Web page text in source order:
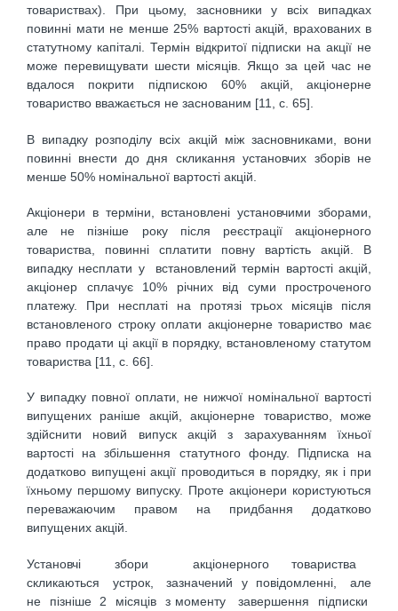
товариствах). При цьому, засновники у всіх випадках
повинні мати не менше 25% вартості акцій, врахованих в
статутному капіталі. Термін відкритої підписки на акції не
може перевищувати шести місяців. Якщо за цей час не
вдалося покрити підпискою 60% акцій, акціонерне
товариство вважається не заснованим [11, с. 65].
В випадку розподілу всіх акцій між засновниками, вони
повинні внести до дня скликання установчих зборів не
менше 50% номінальної вартості акцій.
Акціонери в терміни, встановлені установчими зборами,
але не пізніше року після реєстрації акціонерного
товариства, повинні сплатити повну вартість акцій. В
випадку несплати у встановлений термін вартості акцій,
акціонер сплачує 10% річних від суми простроченого
платежу. При несплаті на протязі трьох місяців після
встановленого строку оплати акціонерне товариство має
право продати ці акції в порядку, встановленому статутом
товариства [11, с. 66].
У випадку повної оплати, не нижчої номінальної вартості
випущених раніше акцій, акціонерне товариство, може
здійснити новий випуск акцій з зарахуванням їхньої
вартості на збільшення статутного фонду. Підписка на
додатково випущені акції проводиться в порядку, як і при
їхньому першому випуску. Проте акціонери користуються
переважаючим правом на придбання додатково
випущених акцій.
Установчі збори акціонерного товариства
скликаються устрок, зазначений у повідомленні, але
не пізніше 2 місяців з моменту завершення підписки